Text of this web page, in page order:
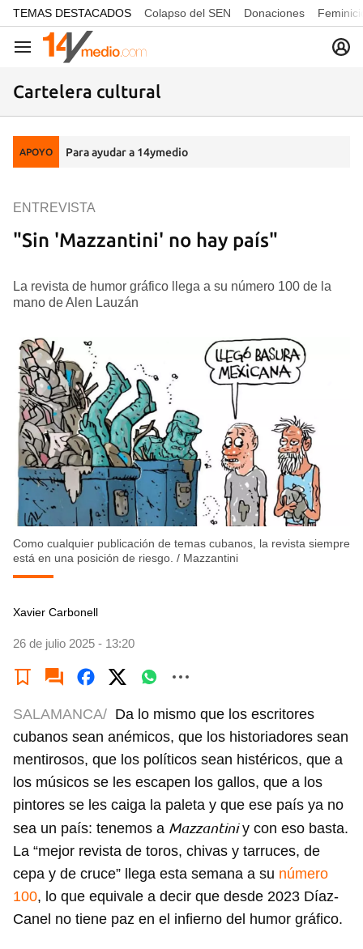
common.go-to-content
TEMAS DESTACADOS Colapso del SEN Donaciones
Navegación
Cartelera cultural
APOYO Para ayudar a 14ymedio
"Sin 'Mazzantini' no hay país"
ENTREVISTA
La revista de humor gráfico llega a su número 100 de la
mano de Alen Lauzán
Como cualquier publicación de temas cubanos, la revista siempre
está en una posición de riesgo. / Mazzantini
Xavier Carbonell
26 de julio 2025 - 13:20
SALAMANCA/ Da lo mismo que los escritores
cubanos sean anémicos, que los historiadores sean
mentirosos, que los políticos sean histéricos, que a
los músicos se les escapen los gallos, que a los
pintores se les caiga la paleta y que ese país ya no
sea un país: tenemos a Mazzantiniy con eso basta.
La “mejor revista de toros, chivas y tarruces, de
cepa y de cruce” llega esta semana a su número
100, lo que equivale a decir que desde 2023 Díaz-
Canel no tiene paz en el infierno del humor gráfico.